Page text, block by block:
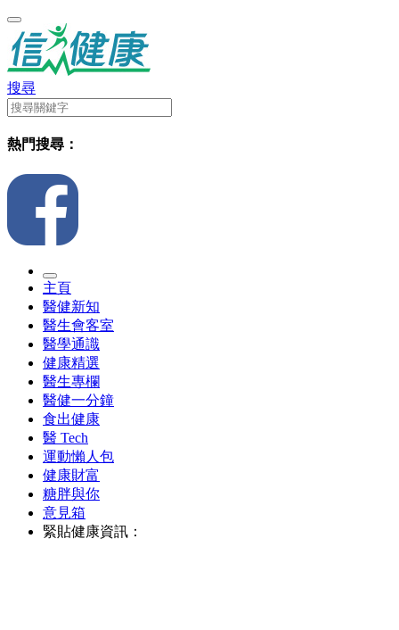
搜尋
熱門搜尋：
主頁
醫健新知
醫生會客室
醫學通識
健康精選
醫生專欄
醫健一分鐘
食出健康
醫 Tech
運動懶人包
健康財富
糖胖與你
意見箱
緊貼健康資訊：